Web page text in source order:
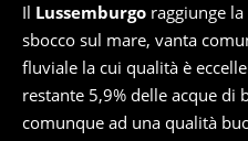
Il Lussemburgo raggiunge
sbocco sul mare, vanta
fluviale la cui qualità è
restante 5,9% delle acque di
comunque ad una qualità